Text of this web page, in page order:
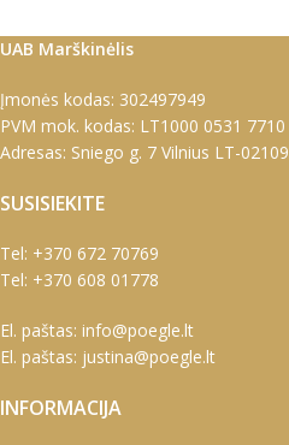
UAB Marškinėlis
Įmonės kodas: 302497949
PVM mok. kodas: LT1000 0531 7710
Adresas: Sniego g. 7 Vilnius LT-02109
SUSISIEKITE
Tel: +370 672 70769
Tel: +370 608 01778
El. paštas: info@poegle.lt
El. paštas: justina@poegle.lt
INFORMACIJA